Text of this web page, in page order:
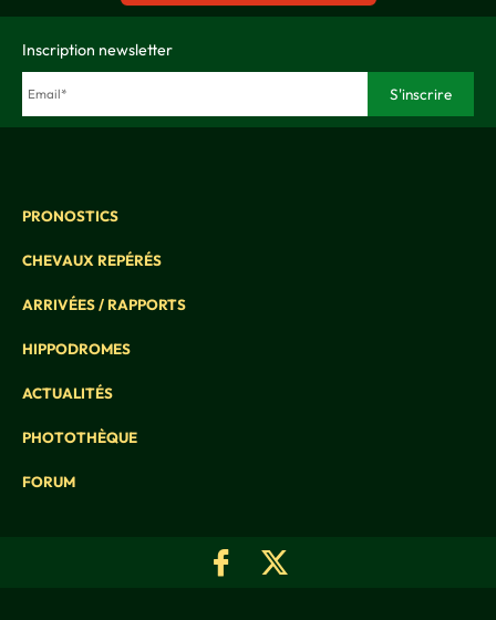
Inscription newsletter
PRONOSTICS
CHEVAUX REPÉRÉS
ARRIVÉES / RAPPORTS
HIPPODROMES
ACTUALITÉS
PHOTOTHÈQUE
FORUM